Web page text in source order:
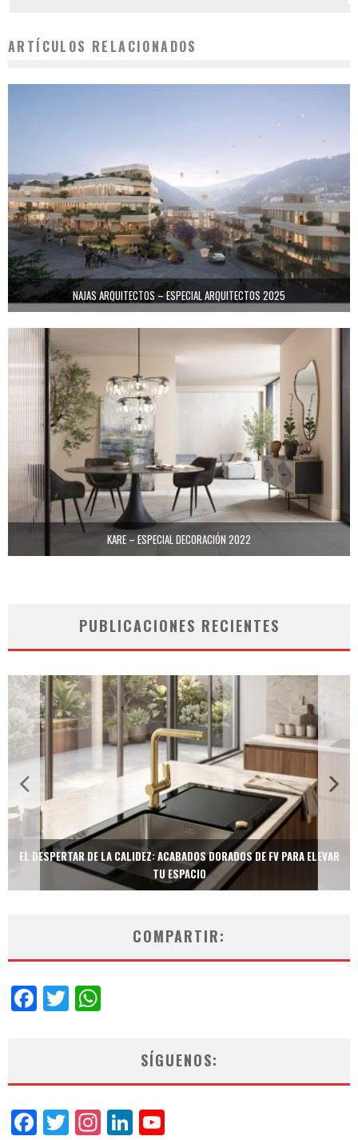
ARTÍCULOS RELACIONADOS
NAJAS ARQUITECTOS – ESPECIAL ARQUITECTOS 2025
KARE – ESPECIAL DECORACIÓN 2022
PUBLICACIONES RECIENTES
TECNOLOGÍA Y BIENESTAR DE VANGUARDIA: EL INODORO INTELIGENTE
NEOTECH DE FV.
COMPARTIR:
Facebook
Twitter
SÍGUENOS:
Facebook
Twitter
Instagram
LinkedIn